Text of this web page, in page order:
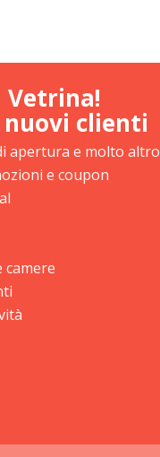
Vetrina!
clienti
apertura e molto altro
e coupon
camere